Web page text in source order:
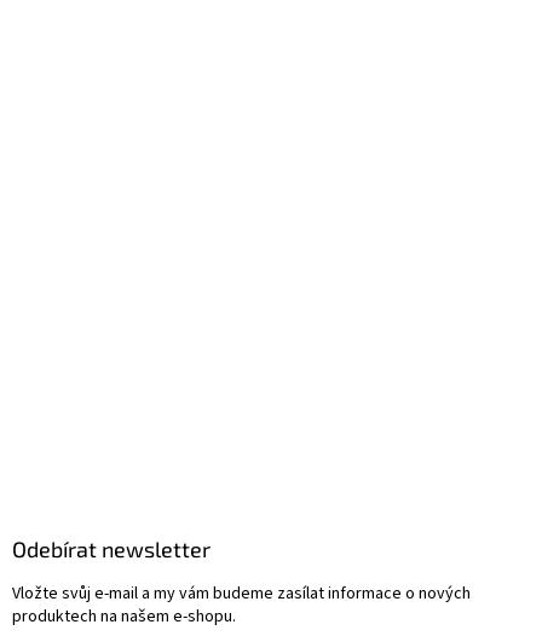
Odebírat newsletter
Vložte svůj e-mail a my vám budeme zasílat informace o nových
produktech na našem e-shopu.